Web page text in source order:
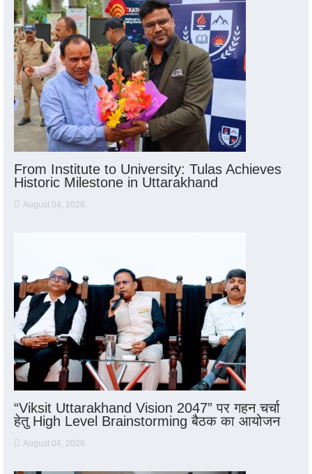
From Institute to University: Tulas Achieves
Historic Milestone in Uttarakhand
August 04, 2026
“Viksit Uttarakhand Vision 2047” पर गहन चर्चा
हेतु High Level Brainstorming बैठक का आयोजन
August 04, 2026